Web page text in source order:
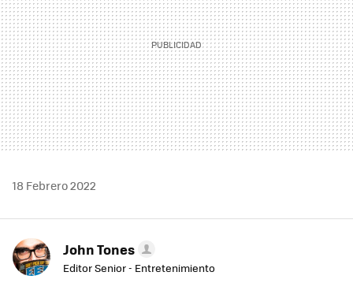
18 Febrero 2022
John Tones
Editor Senior - Entretenimiento